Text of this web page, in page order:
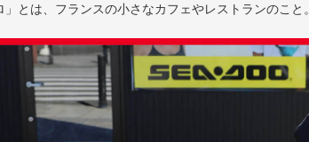
とは、フランスの小さなカフェやレストランのこと